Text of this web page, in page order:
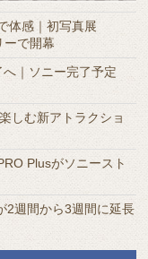
体感｜初写真展
ーで開幕
｜ソニー完了予定
しむ新アトラクショ
Plusがソニースト
2週間から3週間に延長